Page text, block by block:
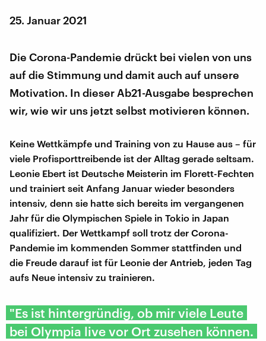
25. Januar 2021
Die Corona-Pandemie drückt bei vielen von uns
auf die Stimmung und damit auch auf unsere
Motivation. In dieser Ab21-Ausgabe besprechen
wir, wie wir uns jetzt selbst motivieren können.
Keine Wettkämpfe und Training von zu Hause aus – für
viele Profisporttreibende ist der Alltag gerade seltsam.
Leonie Ebert ist Deutsche Meisterin im Florett-Fechten
und trainiert seit Anfang Januar wieder besonders
intensiv, denn sie hatte sich bereits im vergangenen
Jahr für die Olympischen Spiele in Tokio in Japan
qualifiziert. Der Wettkampf soll trotz der Corona-
Pandemie im kommenden Sommer stattfinden und
die Freude darauf ist für Leonie der Antrieb, jeden Tag
aufs Neue intensiv zu trainieren.
"Es ist hintergründig, ob mir viele Leute
bei Olympia live vor Ort zusehen können.